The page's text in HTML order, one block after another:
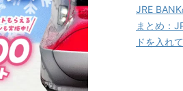
JRE
まとめ：
ドを入れ